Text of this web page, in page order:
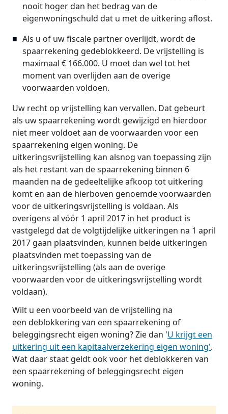
nooit hoger dan het bedrag van de
eigenwoningschuld dat u met de uitkering aflost.
Als u of uw fiscale partner overlijdt, wordt de
spaarrekening gedeblokkeerd. De vrijstelling is
maximaal € 166.000. U moet dan wel tot het
moment van overlijden aan de overige
voorwaarden voldoen.
Uw recht op vrijstelling kan vervallen. Dat gebeurt
als uw spaarrekening wordt gewijzigd en hierdoor
niet meer voldoet aan de voorwaarden voor een
spaarrekening eigen woning. De
uitkeringsvrijstelling kan alsnog van toepassing zijn
als het restant van de spaarrekening binnen 6
maanden na de gedeeltelijke afkoop tot uitkering
komt en aan de hierboven genoemde voorwaarden
voor de uitkeringsvrijstelling is voldaan. Als
overigens al vóór 1 april 2017 in het product is
vastgelegd dat de volgtijdelijke uitkeringen na 1 april
2017 gaan plaatsvinden, kunnen beide uitkeringen
plaatsvinden met toepassing van de
uitkeringsvrijstelling (als aan de overige
voorwaarden voor de uitkeringsvrijstelling wordt
voldaan).
Wilt u een voorbeeld van de vrijstelling na
een deblokkering van een spaarrekening of
beleggingsrecht eigen woning? Zie dan 'U krijgt een
uitkering uit een kapitaalverzekering eigen woning'.
Wat daar staat geldt ook voor het deblokkeren van
een spaarrekening of beleggingsrecht eigen
woning.